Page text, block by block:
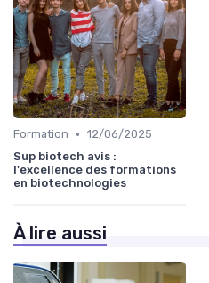
Formation • 12/06/2025
Sup biotech avis :
l'excellence des formations
en biotechnologies
À lire aussi